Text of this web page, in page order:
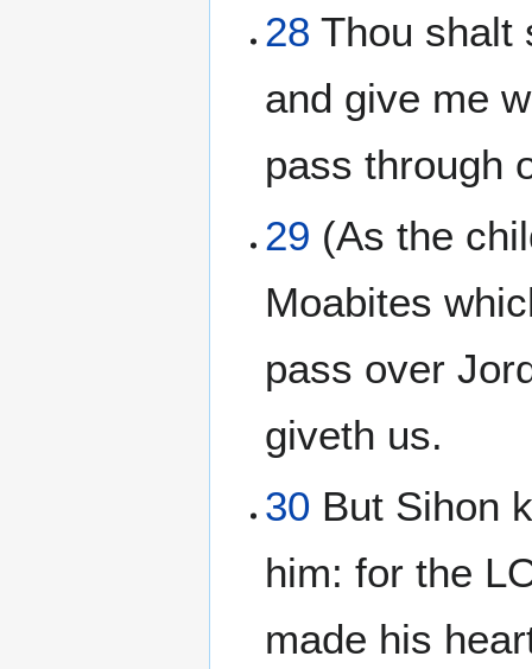
28 Thou shalt
and give me
pass through
29 (As the
Moabites
pass over
giveth us.
30 But Sihon
him: for the
made his